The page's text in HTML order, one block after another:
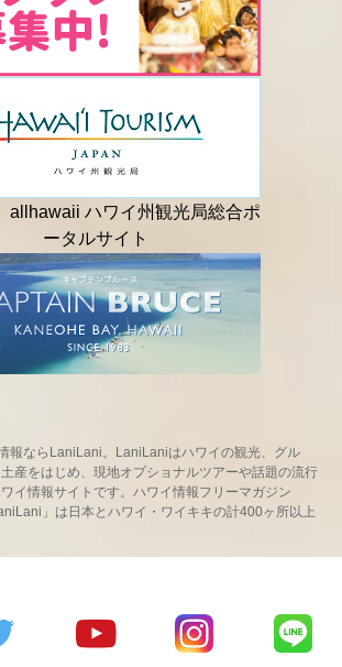
報ならLaniLani。LaniLaniはハワイの観光、グル
産をはじめ、現地オプショナルツアーや話題の流行
イ情報サイトです。ハワイ情報フリーマガジン
」は日本とハワイ・ワイキキの計400ヶ所以上